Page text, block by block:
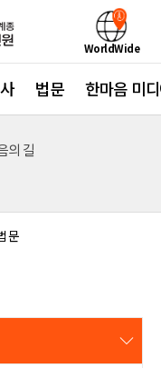
WorldWide
법문 한마음 미
의 길
문